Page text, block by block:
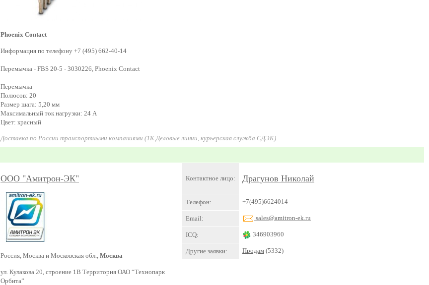
Phoenix Contact
Информация по телефону +7 (495) 662-40-14
Перемычка - FBS 20-5 - 3030226, Phoenix Contact
Перемычка
Полюсов: 20
Размер шага: 5,20 мм
Максимальный ток нагрузки: 24 А
Цвет: красный
Доставка по России транспортными компаниями (ТК Деловые линии, курьерская служба СДЭК)
ООО "Амитрон-ЭК"
Россия, Москва и Московская обл., Москва
ул. Кулакова 20, строение 1В Территория ОАО “Технопарк
Орбита”
Контактное лицо: Драгунов Николай
Телефон: +7(495)6624014
Email: sales@amitron-ek.ru
ICQ: 346903960
Другие заявки: Продам (5332)